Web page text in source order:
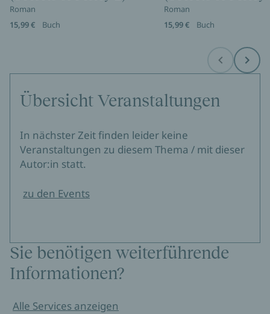
Roman
15,99 €
Buch
Roman
15,99 €
Buch
Before Next
Übersicht Veranstaltungen
In nächster Zeit finden leider keine
Veranstaltungen zu diesem Thema / mit dieser
Autor:in statt.
zu den Events
Sie benötigen weiterführende
Informationen?
Alle Services anzeigen